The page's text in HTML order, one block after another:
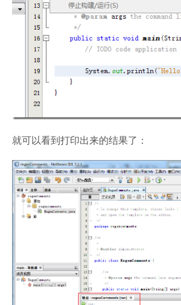
就可以看到打印出来的结果了：